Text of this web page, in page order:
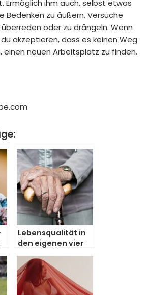
Ermöglich ihm auch, selbst etwas
Bedenken zu äußern. Versuche
oder zu drängeln. Wenn
akzeptieren, dass es keinen Weg
einen neuen Arbeitsplatz zu finden.
Lebensqualität in
den eigenen vier
Wänden steigern